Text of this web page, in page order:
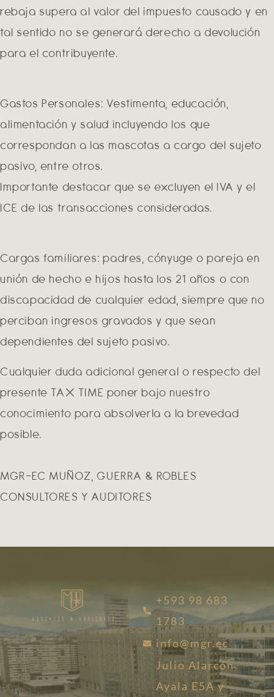
rebaja supera al valor del impuesto causado y en
tal sentido no se generará derecho a devolución
para el contribuyente.
Gastos Personales: Vestimenta, educación,
alimentación y salud incluyendo los que
correspondan a las mascotas a cargo del sujeto
pasivo, entre otros.
Importante destacar que se excluyen el IVA y el
ICE de las transacciones consideradas.
Cargas familiares: padres, cónyuge o pareja en
unión de hecho e hijos hasta los 21 años o con
discapacidad de cualquier edad, siempre que no
perciban ingresos gravados y que sean
dependientes del sujeto pasivo.
Cualquier duda adicional general o respecto del
presente TAX TIME poner bajo nuestro
conocimiento para absolverla a la brevedad
posible.
MGR-EC MUÑOZ, GUERRA & ROBLES
CONSULTORES Y AUDITORES
+593 98 683
1783
info@mgr.ec
Julio Alarcón
Ayala E5A y